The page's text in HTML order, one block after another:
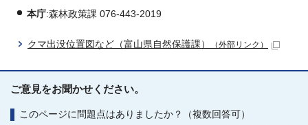
本庁:森林政策課 076-443-2019
クマ出没位置図など（富山県自然保護課） （外部リンク）
ご意見をお聞かせください。
このページに問題点はありましたか？（複数回答可）